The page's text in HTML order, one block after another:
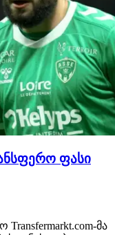
ფასი
მა